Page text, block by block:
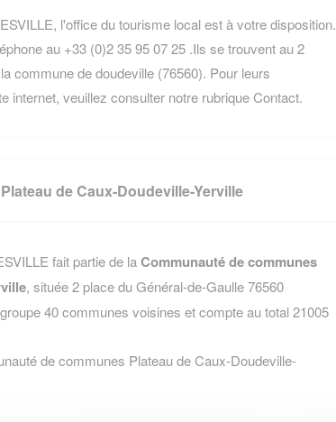
l'office du tourisme local est à votre disposition.
au +33 (0)2 35 95 07 25 .Ils se trouvent au 2
commune de doudeville (76560). Pour leurs
internet, veuillez consulter notre rubrique Contact.
de Caux-Doudeville-Yerville
fait partie de laCommunauté de communes
, située 2 place du Général-de-Gaulle 76560
40 communes voisines et compte au total 21005
de communes Plateau de Caux-Doudeville-